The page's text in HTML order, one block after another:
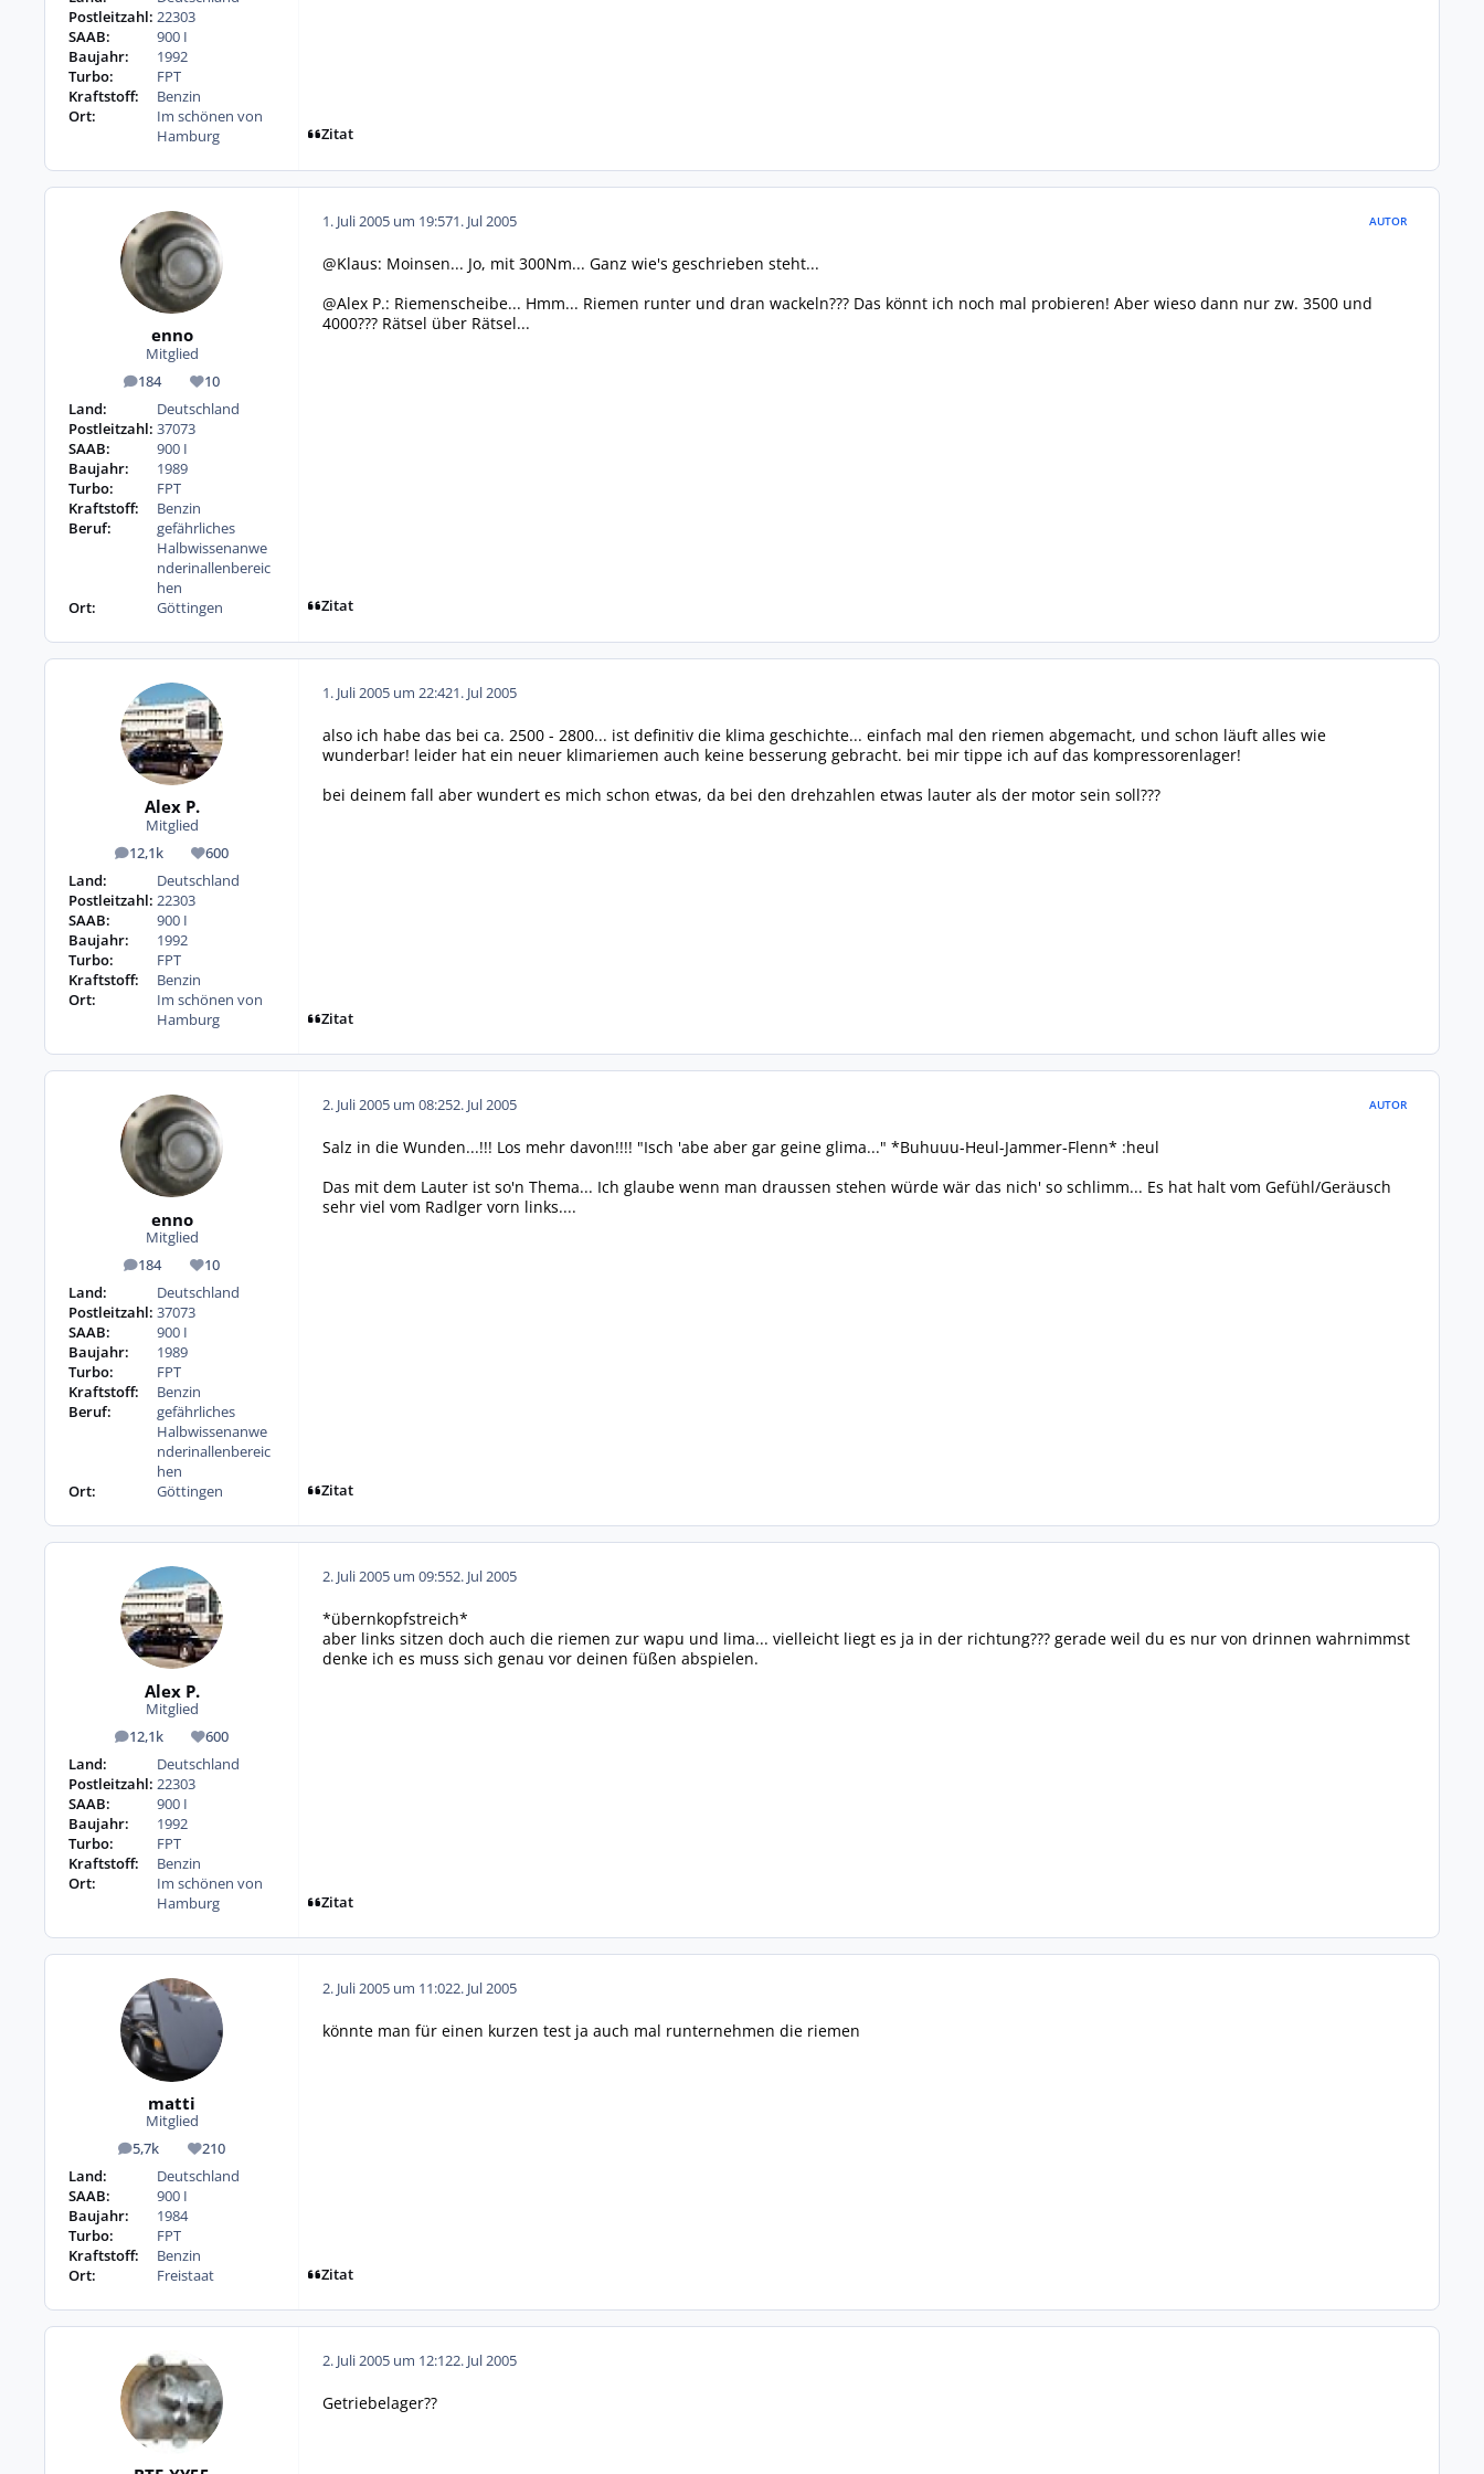
Postleitzahl: 22303
SAAB:
900 I
Baujahr:
1992
Turbo:
FPT
Kraftstoff:
Benzin
Ort:
Im schönen von
Hamburg
Zitat
enno
Mitglied
184
Beiträge 10
Reputation
Land:
Deutschland
Postleitzahl: 37073
SAAB:
900 I
Baujahr:
1989
Turbo:
FPT
Kraftstoff:
Benzin
Beruf:
gefährliches
Halbwissenanwe
nderinallenbereic
hen
Ort:
Göttingen
1. Juli 2005 um 19:571. Jul 2005 AUTOR
@Klaus: Moinsen... Jo, mit 300Nm... Ganz wie's geschrieben steht...
@Alex P.: Riemenscheibe... Hmm... Riemen runter und dran wackeln??? Das könnt ich noch mal probieren! Aber wieso dann nur zw. 3500 und
4000??? Rätsel über Rätsel...
Zitat
Alex P.
Mitglied
12,1k
Beiträge 600
Reputation
Land:
Deutschland
Postleitzahl: 22303
SAAB:
900 I
Baujahr:
1992
Turbo:
FPT
Kraftstoff:
Benzin
Ort:
Im schönen von
Hamburg
1. Juli 2005 um 22:421. Jul 2005
also ich habe das bei ca. 2500 - 2800... ist definitiv die klima geschichte... einfach mal den riemen abgemacht, und schon läuft alles wie
wunderbar! leider hat ein neuer klimariemen auch keine besserung gebracht. bei mir tippe ich auf das kompressorenlager!
bei deinem fall aber wundert es mich schon etwas, da bei den drehzahlen etwas lauter als der motor sein soll???
Zitat
enno
Mitglied
184
Beiträge 10
Reputation
Land:
Deutschland
Postleitzahl: 37073
SAAB:
900 I
Baujahr:
1989
Turbo:
FPT
Kraftstoff:
Benzin
Beruf:
gefährliches
Halbwissenanwe
nderinallenbereic
hen
Ort:
Göttingen
2. Juli 2005 um 08:252. Jul 2005 AUTOR
Salz in die Wunden...!!! Los mehr davon!!!! "Isch 'abe aber gar geine glima..." *Buhuuu-Heul-Jammer-Flenn* :heul
Das mit dem Lauter ist so'n Thema... Ich glaube wenn man draussen stehen würde wär das nich' so schlimm... Es hat halt vom Gefühl/Geräusch
sehr viel vom Radlger vorn links....
Zitat
Alex P.
Mitglied
12,1k
Beiträge 600
Reputation
Land:
Deutschland
Postleitzahl: 22303
SAAB:
900 I
Baujahr:
1992
Turbo:
FPT
Kraftstoff:
Benzin
Ort:
Im schönen von
Hamburg
2. Juli 2005 um 09:552. Jul 2005
*übernkopfstreich*
aber links sitzen doch auch die riemen zur wapu und lima... vielleicht liegt es ja in der richtung??? gerade weil du es nur von drinnen wahrnimmst
denke ich es muss sich genau vor deinen füßen abspielen.
Zitat
matti
Mitglied
5,7k
Beiträge 210
Reputation
Land:
Deutschland
SAAB:
900 I
Baujahr:
1984
Turbo:
FPT
Kraftstoff:
Benzin
Ort:
Freistaat
2. Juli 2005 um 11:022. Jul 2005
könnte man für einen kurzen test ja auch mal runternehmen die riemen
Zitat
2. Juli 2005 um 12:122. Jul 2005
Getriebelager??